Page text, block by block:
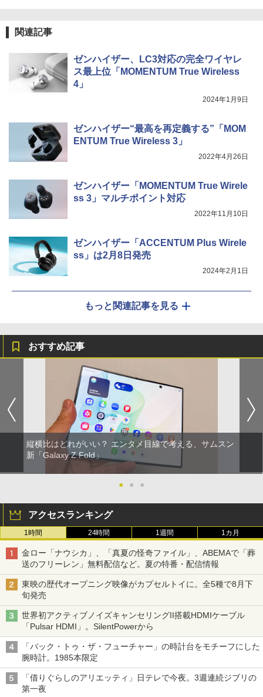
関連記事
ゼンハイザー、LC3対応の完全ワイヤレ
ス最上位「MOMENTUM True Wireless
4」
2024年1月9日
ゼンハイザー“最高を再定義する”「MOM
ENTUM True Wireless 3」
2022年4月26日
ゼンハイザー「MOMENTUM True Wirele
ss 3」マルチポイント対応
2022年11月10日
ゼンハイザー「ACCENTUM Plus Wirele
ss」は2月8日発売
2024年2月1日
もっと関連記事を見る
おすすめ記事
縦横比はどれがいい？ エンタメ目線で考える、サムスン
新「Galaxy Z Fold」
● ● ●
アクセスランキング
1時間 24時間 1週間 1カ月
金ロー「ナウシカ」、「真夏の怪奇ファイル」、ABEMAで「葬
送のフリーレン」無料配信など。夏の特番・配信情報
東映の歴代オープニング映像がカプセルトイに。全5種で8月下
旬発売
世界初アクティブノイズキャンセリングII搭載HDMIケーブル
「Pulsar HDMI」。SilentPowerから
「バック・トゥ・ザ・フューチャー」の時計台をモチーフにした
腕時計。1985本限定
「借りぐらしのアリエッティ」日テレで今夜。3週連続ジブリの
第一夜